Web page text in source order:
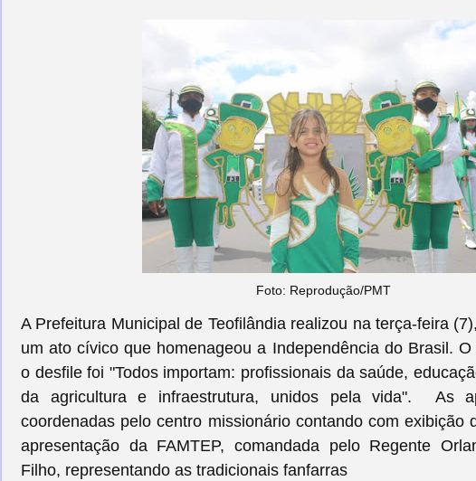
Foto: Reprodução/PMT
A Prefeitura Municipal de Teofilândia realizou na terça-feira
um ato cívico que homenageou a Independência do Brasil.
o desfile foi "Todos importam: profissionais da saúde,
da agricultura e infraestrutura, unidos pela vida". As
coordenadas pelo centro missionário contando com exibição
apresentação da FAMTEP, comandada pelo Regente
Filho, representando as tradicionais fanfarras